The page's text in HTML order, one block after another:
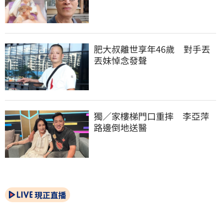
肥大叔離世享年46歲　對手丟
丟妹悼念發聲
獨／家樓梯門口重摔　李亞萍
路邊倒地送醫
現正直播